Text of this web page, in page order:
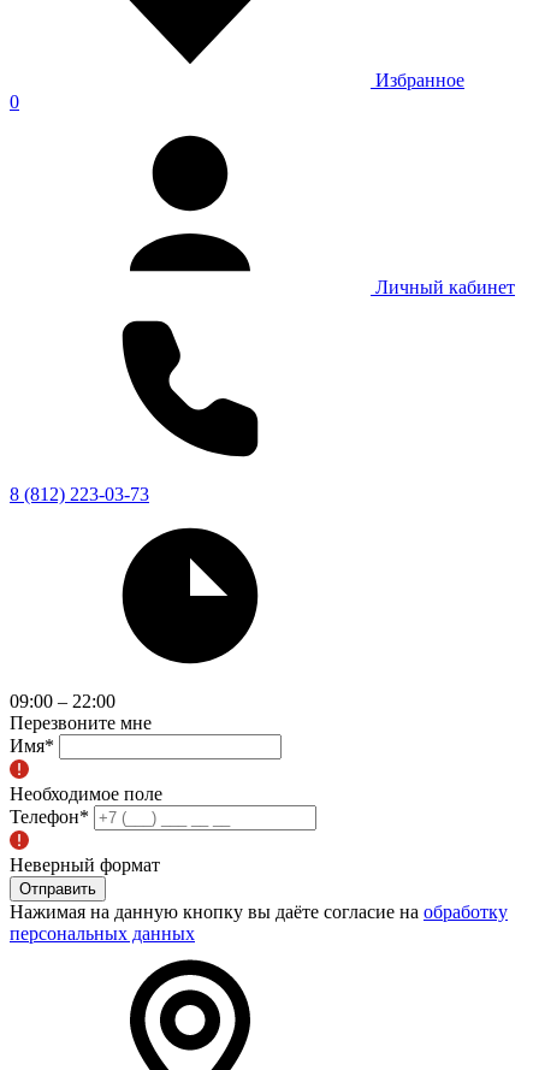
Избранное
0
Личный кабинет
8 (812) 223-03-73
09:00 – 22:00
Перезвоните мне
Имя*
Необходимое поле
Телефон*
Неверный формат
Отправить
Нажимая на данную кнопку вы даёте согласие на обработку
персональных данных